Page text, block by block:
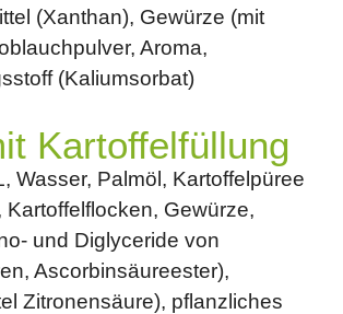
(Xanthan), Gewürze (mit
Aroma,
(Kaliumsorbat)
Kartoffelfüllung
Wasser, Palmöl, Kartoffelpüree
Kartoffelflocken, Gewürze,
und Diglyceride von
Ascorbinsäureester),
Zitronensäure), pflanzliches